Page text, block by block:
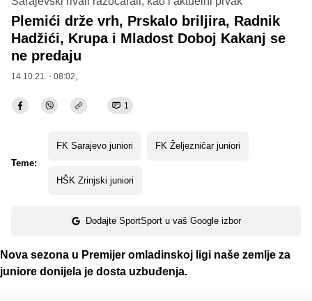
Plemići drže vrh, Prskalo briljira, Radnik
Hadžići, Krupa i Mladost Doboj Kakanj se
ne predaju
14.10.21. - 08:02,
1
Teme:
FK Sarajevo juniori FK Željezničar juniori
HŠK Zrinjski juniori
Dodajte SportSport u vaš Google izbor
Nova sezona u Premijer omladinskoj ligi naše zemlje za
juniore donijela je dosta uzbuđenja.